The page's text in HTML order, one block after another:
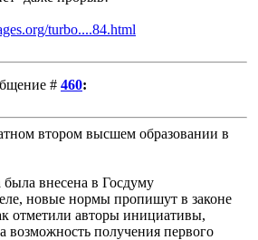
turbo....84.html
# 460:
втором высшем образовании в
внесена в Госдуму
новые нормы пропишут в законе
отметили авторы инициативы,
возможность получения первого